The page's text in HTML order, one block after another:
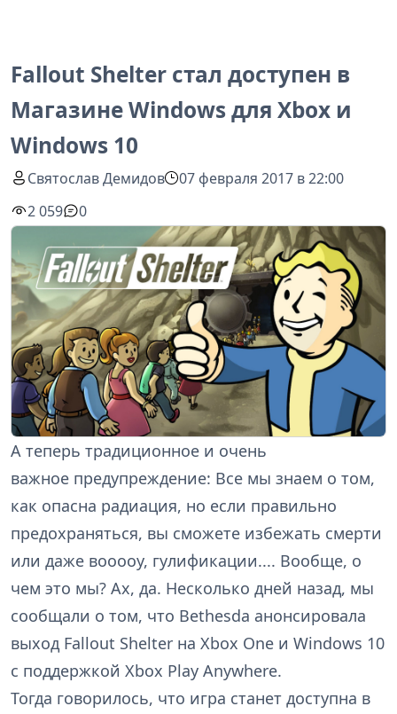
Fallout Shelter стал доступен в
Магазине Windows для Xbox и
Windows 10
Святослав Демидов
07 февраля 2017 в 22:00
2 059
0
А теперь традиционное и очень
важное предупреждение: Все мы знаем о том,
как опасна радиация, но если правильно
предохраняться, вы сможете избежать смерти
или даже вооооу, гулификации.... Вообще, о
чем это мы? Ах, да. Несколько дней назад, мы
сообщали о том, что Bethesda анонсировала
выход Fallout Shelter на Xbox One и Windows 10
с поддержкой Xbox Play Anywhere.
Тогда говорилось, что игра станет доступна в